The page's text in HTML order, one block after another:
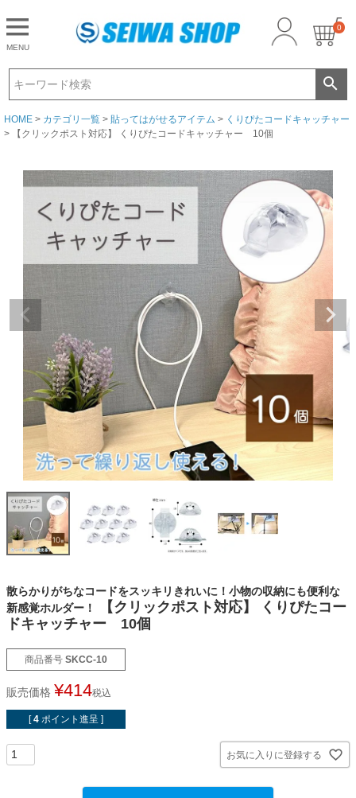
MENU
0
HOME カテゴリ一覧 貼ってはがせるアイテム
くりぴたコードキャッチャー
【クリックポスト対応】 くりぴたコードキャッチャー 10個
CLOSE
ログイン
オーダーメイドテープシリーズ
ドリームパックシリーズ
くりぴた浮きウキシリーズ
ファブリックパネル
フック
貼ってはがせるアイテム
ハンドクラフトアイテム
散らかりがちなコードをスッキリきれいに！小物の収納にも便利な
新感覚ホルダー！
【クリックポスト対応】 くりぴたコー
ドキャッチャー 10個
商品番号 SKCC-10
販売価格 ¥414税込
[ 4 ポイント進呈 ]
お気に入りに登録する